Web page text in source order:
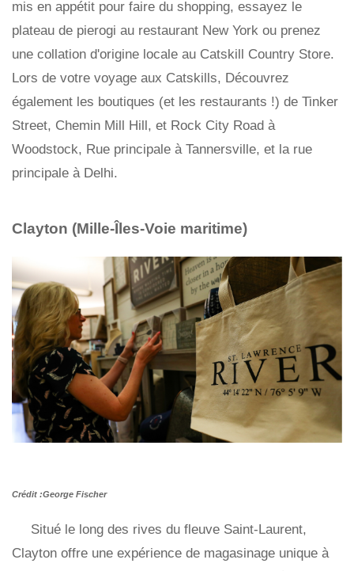
mis en appétit pour faire du shopping, essayez le
plateau de pierogi au restaurant New York ou prenez
une collation d'origine locale au Catskill Country Store.
Lors de votre voyage aux Catskills, Découvrez
également les boutiques (et les restaurants !) de Tinker
Street, Chemin Mill Hill, et Rock City Road à
Woodstock, Rue principale à Tannersville, et la rue
principale à Delhi.
Clayton (Mille-Îles-Voie maritime)
Crédit :George Fischer
Situé le long des rives du fleuve Saint-Laurent,
Clayton offre une expérience de magasinage unique à